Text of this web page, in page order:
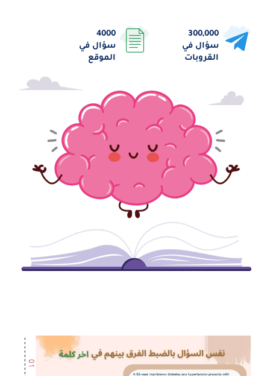
300,000
سؤال في
القروبات
4000
سؤال في
الموقع